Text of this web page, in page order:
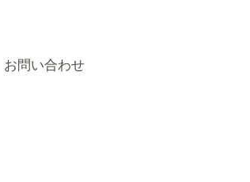
お問い合わせ